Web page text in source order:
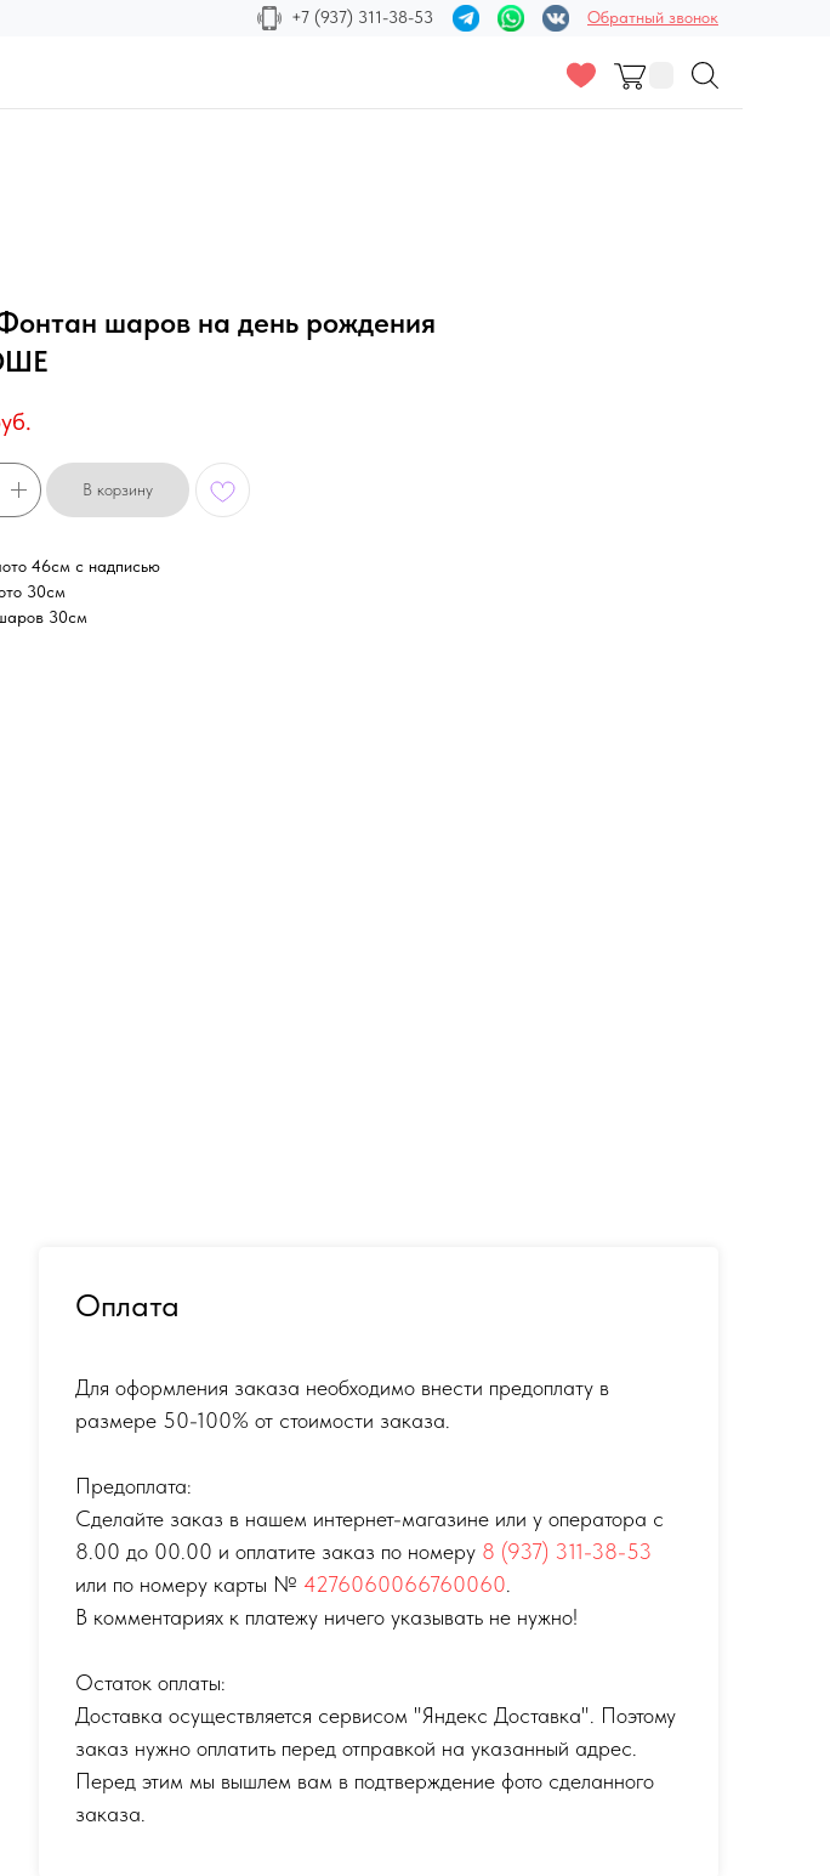
Обратный звонок
+7 (937) 311-38-53
шаров на день рождения
В корзину
46см с надписью
30см
30см
Оплата
Для оформления заказа необходимо внести предоплату в
размере 50-100% от стоимости заказа.
Предоплата:
Сделайте заказ в нашем интернет-магазине или у оператора с
8.00 до 00.00 и оплатите заказ по номеру 8 (937) 311-38-53
или по номеру карты № 4276060066760060
В комментариях к платежу ничего указывать не нужно!
Остаток оплаты:
Доставка осуществляется сервисом "Яндекс Доставка". Поэтому
заказ нужно оплатить перед отправкой на указанный адрес.
Перед этим мы вышлем вам в подтверждение фото сделанного
заказа.